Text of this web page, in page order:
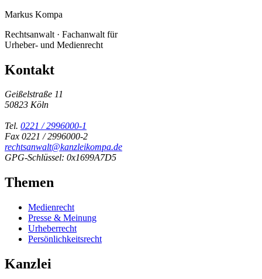
Markus Kompa
Rechtsanwalt · Fachanwalt für
Urheber- und Medienrecht
Kontakt
Geißelstraße 11
50823 Köln
Tel. 0221 / 2996000-1
Fax 0221 / 2996000-2
rechtsanwalt@kanzleikompa.de
GPG-Schlüssel: 0x1699A7D5
Themen
Medienrecht
Presse & Meinung
Urheberrecht
Persönlichkeitsrecht
Kanzlei